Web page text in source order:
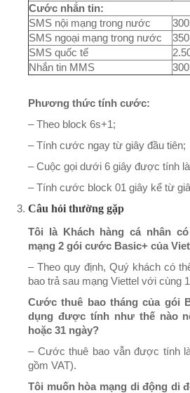
Cước nhắn tin:
SMS nội mạng trong nước
SMS ngoại mạng trong nước
SMS quốc tế
Nhắn tin MMS
Phương thức tính cước:
– Theo block 6s+1;
– Tính cước ngay từ giây đầu tiên;
– Cuộc gọi dưới 6 giây được tính
– Tính cước block 01 giây kể từ
Câu hỏi thường gặp
Tôi là Khách hàng cá nhân
mạng 2 gói cước Basic+ của
– Theo quy định, Quý khách có
bao trả sau mạng Viettel với cùng
Cước thuê bao tháng của gói
dụng được tính như thế nào
hoặc 31 ngày?
– Cước thuê bao vẫn được tính
gồm VAT).
Tôi muốn hòa mạng di động di